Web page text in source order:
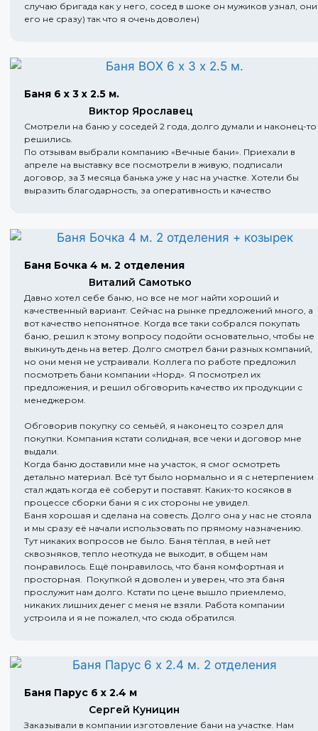
случаю бригада как у него, сосед в шоке он мужиков узнал, они
его не сразу) так что я очень доволен)
Баня 6 х 3 х 2.5 м.
Виктор Ярославец
Смотрели на баню у соседей 2 года, долго думали и наконец-то
решились.
По отзывам выбрали компанию «Вечные бани». Приехали в
апреле на выставку все посмотрели в живую, подписали
договор, за 3 месяца банька уже у нас на участке. Хотели бы
выразить благодарность, за оперативность и качество
Баня Бочка 4 м. 2 отделения
Виталий Самотько
Давно хотел себе баню, но все не мог найти хороший и
качественный вариант. Сейчас на рынке предложений много, а
вот качество непонятное. Когда все таки собрался покупать
баню, решил к этому вопросу подойти основательно, чтобы не
выкинуть день на ветер. Долго смотрел бани разных компаний,
но они меня не устраивали. Коллега по работе предложил
посмотреть бани компании «Норд». Я посмотрел их
предложения, и решил обговорить качество их продукции с
менеджером.
Обговорив покупку со семьёй, я наконец то созрел для
покупки. Компания кстати солидная, все чеки и договор мне
выдали.
Когда баню доставили мне на участок, я смог осмотреть
детально материал. Всё тут было нормально и я с нетерпением
стал ждать когда её соберут и поставят. Каких-то косяков в
процессе сборки бани я с их стороны не увидел.
Баня хорошая и сделана на совесть. Долго она у нас не стояла
и мы сразу её начали использовать по прямому назначению.
Тут никаких вопросов не было. Баня тёплая, в ней нет
сквозняков, тепло неоткуда не выходит, в общем нам
понравилось. Ещё понравилось, что баня комфортная и
просторная. Покупкой я доволен и уверен, что эта баня
прослужит нам долго. Кстати по цене вышло приемлемо,
никаких лишних денег с меня не взяли. Работа компании
устроила и я не пожалел, что сюда обратился.
Баня Парус 6 х 2.4 м
Сергей Куницин
Заказывали в компании изготовление бани на участке. Нам